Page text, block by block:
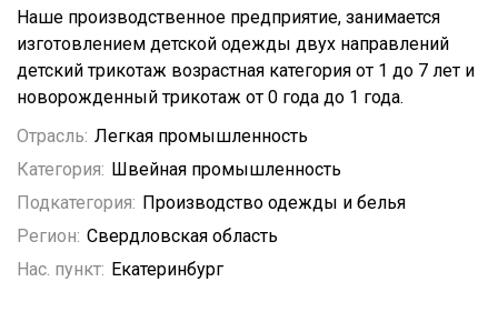
Наше производственное предприятие, занимается
изготовлением детской одежды двух направлений
детский трикотаж возрастная категория от 1 до 7 лет и
новорожденный трикотаж от 0 года до 1 года.
Отрасль: Легкая промышленность
Категория: Швейная промышленность
Подкатегория: Производство одежды и белья
Регион: Свердловская область
Нас. пункт: Екатеринбург